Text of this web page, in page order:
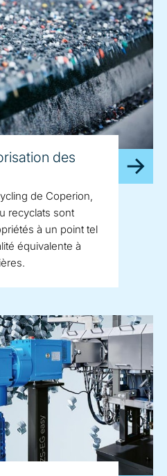
des
de Coperion,
recyclats sont
à un point tel
équivalente à